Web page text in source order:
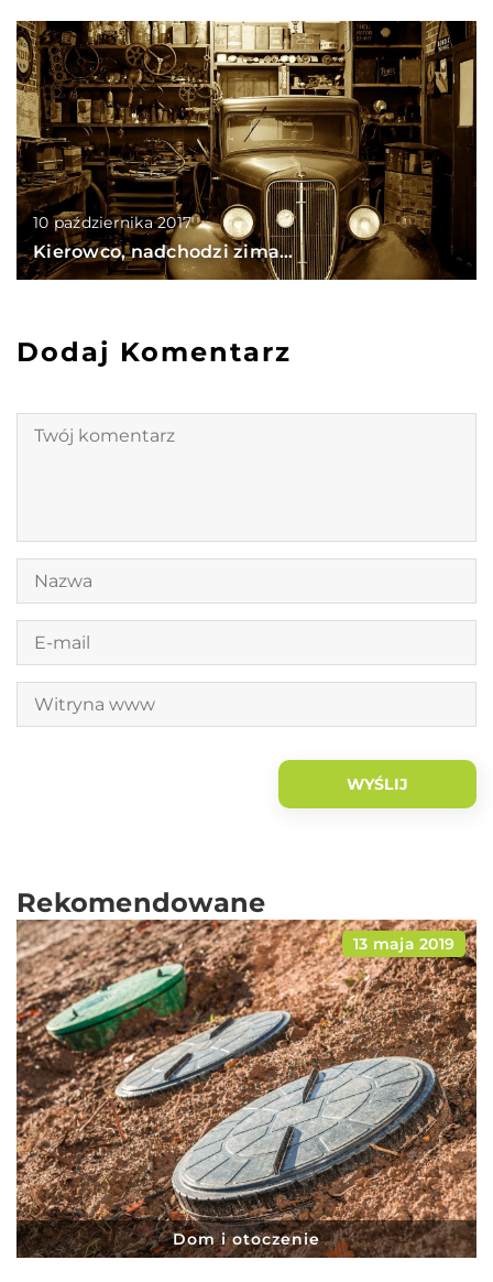
10 października 2017
Kierowco, nadchodzi zima…
Dodaj Komentarz
Rekomendowane
13 maja 2019
Dom i otoczenie